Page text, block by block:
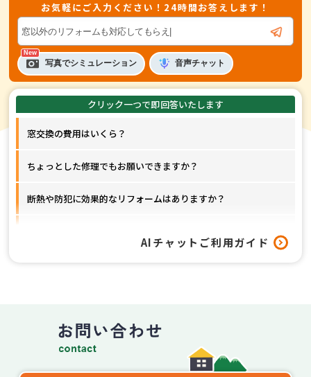
お気軽にご入力ください！24時間お答えします！
写真でシミュレーション 音声チャット
窓交換の費用はいくら？
ちょっとした修理でもお願いできますか？
断熱や防犯に効果的なリフォームはありますか？
AIチャットご利用ガイド